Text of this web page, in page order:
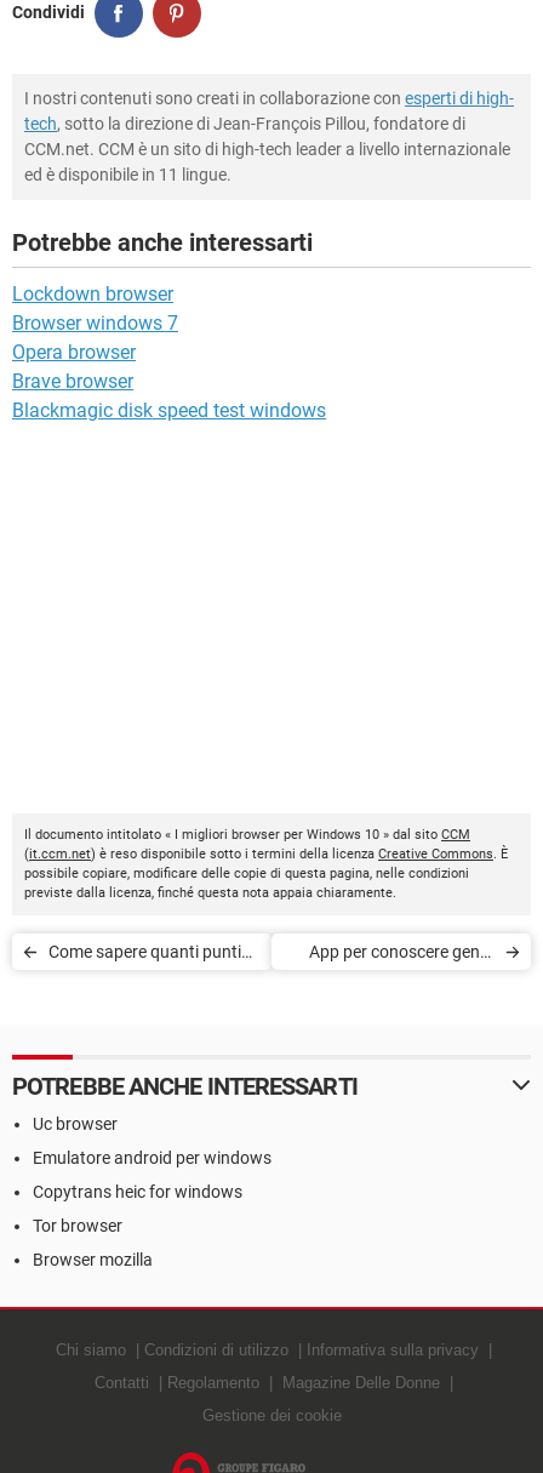
Condividi
I nostri contenuti sono creati in collaborazione con esperti di high-
tech, sotto la direzione di Jean-François Pillou, fondatore di
CCM.net. CCM è un sito di high-tech leader a livello internazionale
ed è disponibile in 11 lingue.
Potrebbe anche interessarti
Lockdown browser
Browser windows 7
Opera browser
Brave browser
Blackmagic disk speed test windows
Il documento intitolato « I migliori browser per Windows 10 » dal sito CCM
(it.ccm.net) è reso disponibile sotto i termini della licenza Creative Commons. È
possibile copiare, modificare delle copie di questa pagina, nelle condizioni
previste dalla licenza, finché questa nota appaia chiaramente.
Come sapere quanti punti
App per conoscere gente
POTREBBE ANCHE INTERESSARTI
Uc browser
Emulatore android per windows
Copytrans heic for windows
Tor browser
Browser mozilla
Chi siamo Condizioni di utilizzo
Informativa sulla privacy
Contatti
Regolamento
Magazine Delle Donne
Gestione dei cookie